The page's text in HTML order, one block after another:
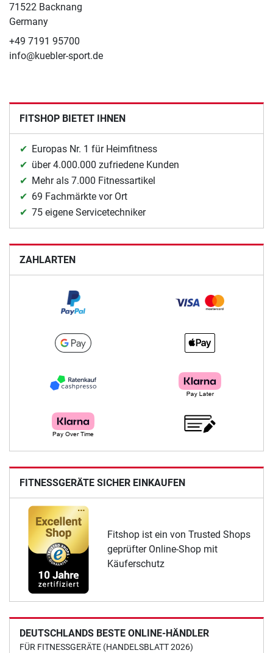
71522 Backnang
Germany
+49 7191 95700
info@kuebler-sport.de
FITSHOP BIETET IHNEN
Europas Nr. 1 für Heimfitness
über 4.000.000 zufriedene Kunden
Mehr als 7.000 Fitnessartikel
69 Fachmärkte vor Ort
75 eigene Servicetechniker
ZAHLARTEN
FITNESSGERÄTE SICHER EINKAUFEN
Fitshop ist ein von Trusted Shops
geprüfter Online-Shop mit
Käuferschutz
DEUTSCHLANDS BESTE ONLINE-HÄNDLER
FÜR FITNESSGERÄTE (HANDELSBLATT 2026)